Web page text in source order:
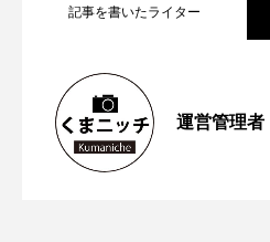
記事を書いたライター
運営管理者
2026.05.13
2023.06.26